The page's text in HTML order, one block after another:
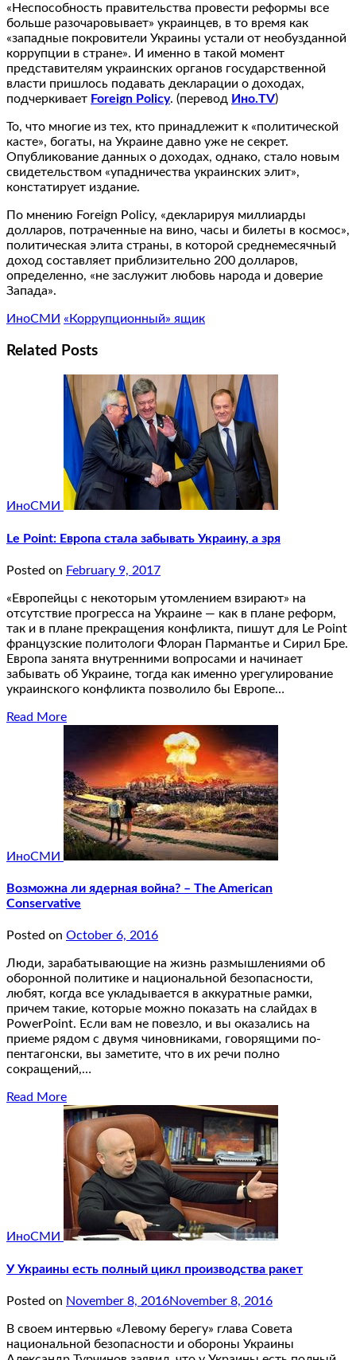
«Неспособность правительства провести реформы все
больше разочаровывает» украинцев, в то время как
«западные покровители Украины устали от необузданной
коррупции в стране». И именно в такой момент
представителям украинских органов государственной
власти пришлось подавать декларации о доходах,
подчеркивает Foreign Policy. (перевод Ино.TV)
То, что многие из тех, кто принадлежит к «политической
касте», богаты, на Украине давно уже не секрет.
Опубликование данных о доходах, однако, стало новым
свидетельством «упадничества украинских элит»,
констатирует издание.
По мнению Foreign Policy, «декларируя миллиарды
долларов, потраченные на вино, часы и билеты в космос»,
политическая элита страны, в которой среднемесячный
доход составляет приблизительно 200 долларов,
определенно, «не заслужит любовь народа и доверие
Запада».
ИноСМИ «Коррупционный» ящик
Related Posts
ИноСМИ
Le Point: Европа стала забывать Украину, а зря
Posted on February 9, 2017
«Европейцы с некоторым утомлением взирают» на
отсутствие прогресса на Украине — как в плане реформ,
так и в плане прекращения конфликта, пишут для Le Point
французские политологи Флоран Пармантье и Сирил Бре.
Европа занята внутренними вопросами и начинает
забывать об Украине, тогда как именно урегулирование
украинского конфликта позволило бы Европе…
Read More
ИноСМИ
Возможна ли ядерная война? – The American
Conservative
Posted on October 6, 2016
Люди, зарабатывающие на жизнь размышлениями об
оборонной политике и национальной безопасности,
любят, когда все укладывается в аккуратные рамки,
причем такие, которые можно показать на слайдах в
PowerPoint. Если вам не повезло, и вы оказались на
приеме рядом с двумя чиновниками, говорящими по-
пентагонски, вы заметите, что в их речи полно
сокращений,…
Read More
ИноСМИ
У Украины есть полный цикл производства ракет
Posted on November 8, 2016November 8, 2016
В своем интервью «Левому берегу» глава Совета
национальной безопасности и обороны Украины